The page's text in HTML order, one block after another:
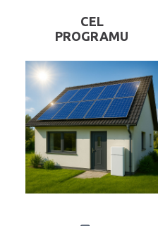
CEL
PROGRAMU